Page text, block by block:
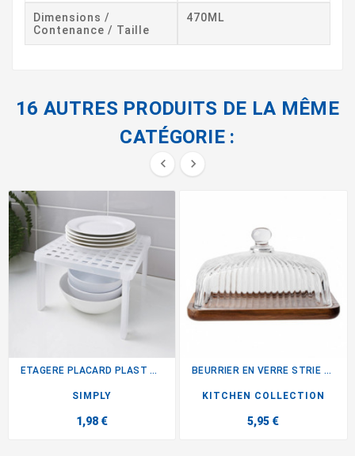
Dimensions /
Contenance / Taille
470ML
16 AUTRES PRODUITS DE LA MÊME
CATÉGORIE :
 
ETAGERE PLACARD PLAST BLANC
SIMPLY
1,98 €
BEURRIER EN VERRE STRIE /...
KITCHEN COLLECTION
5,95 €